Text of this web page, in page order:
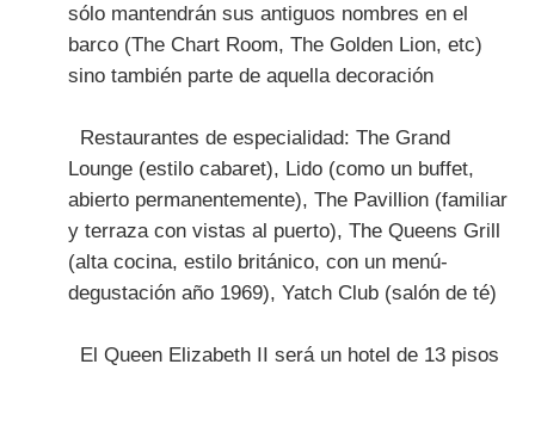
sólo mantendrán sus antiguos nombres en el
barco (The Chart Room, The Golden Lion, etc)
sino también parte de aquella decoración
Restaurantes de especialidad: The Grand
Lounge (estilo cabaret), Lido (como un buffet,
abierto permanentemente), The Pavillion (familiar
y terraza con vistas al puerto), The Queens Grill
(alta cocina, estilo británico, con un menú-
degustación año 1969), Yatch Club (salón de té)
El Queen Elizabeth II será un hotel de 13 pisos